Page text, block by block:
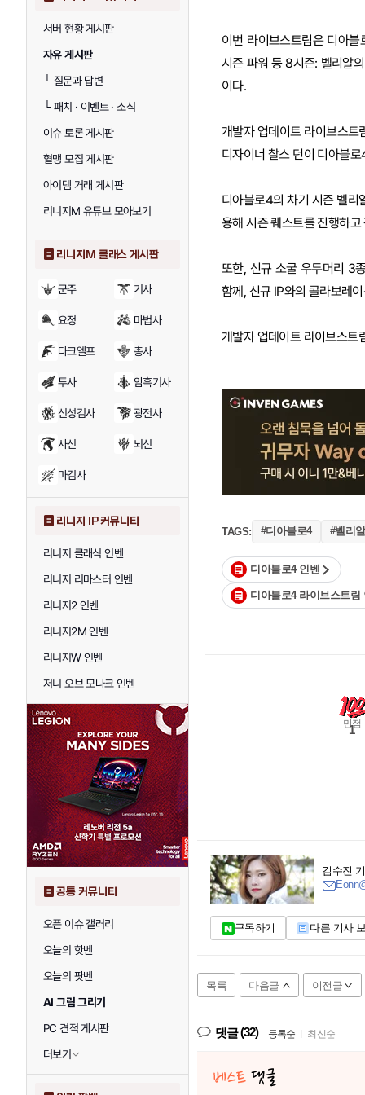
서버 현황 게시판
자유 게시판
└질문과 답변
└패치 · 이벤트 · 소식
이슈 토론 게시판
혈맹 모집 게시판
아이템 거래 게시판
리니지M 유튜브 모아보기
리니지M 클래스 게시판
군주 기사
요정 마법사
다크엘프 총사
투사 암흑기사
신성검사 광전사
사신 뇌신
마검사
리니지 IP 커뮤니티
리니지 클래식 인벤
리니지 리마스터 인벤
리니지2 인벤
리니지2M 인벤
리니지W 인벤
저니 오브 모나크 인벤
공통 커뮤니티
오픈 이슈 갤러리
오늘의 핫벤
오늘의 팟벤
AI 그림 그리기
PC 견적 게시판
더보기
이번 라이브스트림은 디아
시즌 파워 등 8시즌: 벨리알
이다.
개발자 업데이트 라이브스
디자이너 찰스 던이 디아블
디아블로4의 차기 시즌 벨리
용해 시즌 퀘스트를 진행하
또한, 신규 소굴 우두머리 3
함께, 신규 IP와의 콜라보레
개발자 업데이트 라이브스트
TAGS: #디아블로4 #벨리
디아블로4 인벤
디아블로4 라이브스트림
만점
1
김수진
구독하기 다른 기사
목록 다음글 이전글
댓글(32) 등록순 최신순